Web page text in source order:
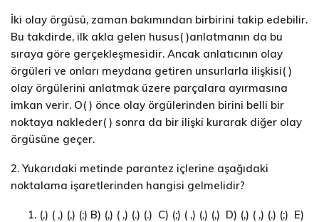
İki olay örgüsü, zaman bakımından birbirini takip edebilir.
Bu takdirde, ilk akla gelen husus( )anlatmanın da bu
sıraya göre gerçekleşmesidir. Ancak anlatıcının olay
örgüleri ve onları meydana getiren unsurlarla ilişkisi( )
olay örgülerini anlatmak üzere parçalara ayırmasına
imkan verir. O( ) önce olay örgülerinden birini belli bir
noktaya nakleder( ) sonra da bir ilişki kurarak diğer olay
örgüsüne geçer.
2. Yukarıdaki metinde parantez içlerine aşağıdaki
noktalama işaretlerinden hangisi gelmelidir?
(,) ( ,) (,) (;) B) (,) ( ,) (.) (.) C) (;) ( ,) (,) (,) D) (,) ( ,) (.) (;) E)